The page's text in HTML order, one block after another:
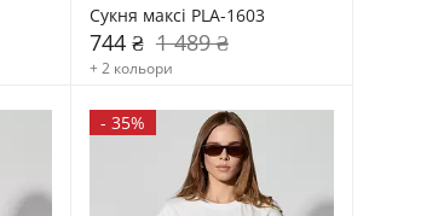
Сукня максі PLA-1603
744 ₴ 1 489 ₴
+ 2 кольори
- 35%